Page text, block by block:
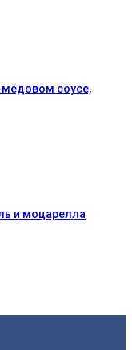
медовом соусе,
и моцарелла